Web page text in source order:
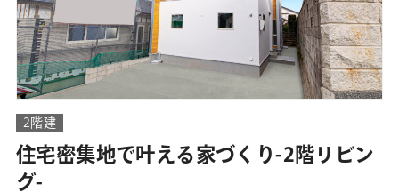
2階建
住宅密集地で叶える家づくり-2階リビン
グ-